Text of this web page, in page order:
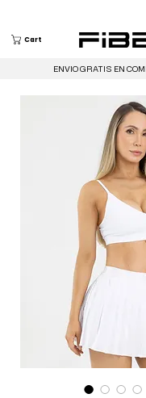
Cart
ENVIO GRATIS EN